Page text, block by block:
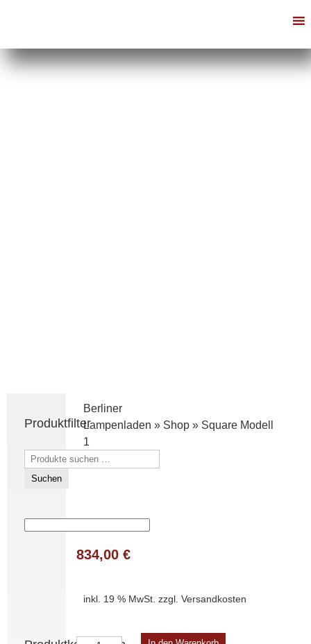
Produktfilter
Suchen
nach:
Suchen
Berliner
Lampenladen » Shop» Square Modell
1
834,00 €
inkl. 19 % MwSt. zzgl. Versandkosten
Square